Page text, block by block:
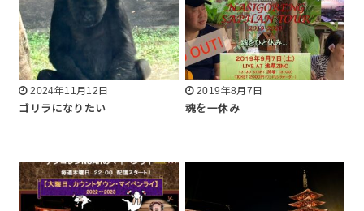
2024年11月12日
ゴリラになりたい
2019年8月7日
魂を一休み